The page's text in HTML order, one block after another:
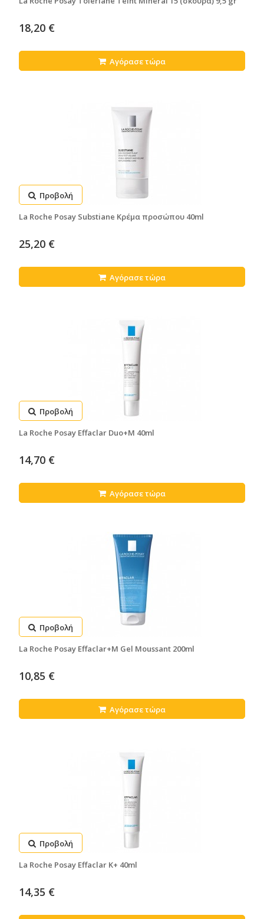
18,20 €
Αγόρασε τώρα
Προβολή
La Roche Posay Substiane Κρέμα προσώπου 40ml
25,20 €
Αγόρασε τώρα
Προβολή
La Roche Posay Effaclar Duo+M 40ml
14,70 €
Αγόρασε τώρα
Προβολή
La Roche Posay Effaclar+M Gel Moussant 200ml
10,85 €
Αγόρασε τώρα
Προβολή
La Roche Posay Effaclar K+ 40ml
14,35 €